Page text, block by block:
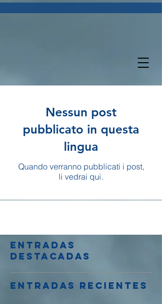
Nessun post
pubblicato in questa
lingua
Quando verranno pubblicati i post,
li vedrai qui.
Entradas
destacadas
Entradas recientes